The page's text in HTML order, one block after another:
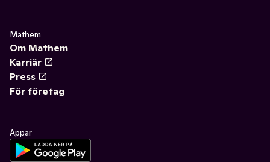
Mathem
Om Mathem
Karriär
Press
För företag
Appar